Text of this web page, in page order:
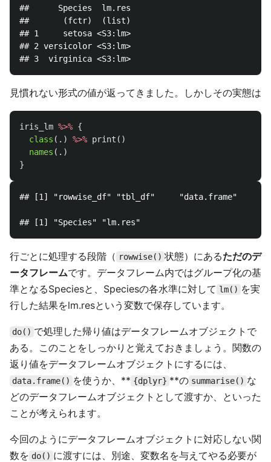
##      Species  lm.res
##       (fctr)  (list)
## 1     setosa <S3:lm>
## 2 versicolor <S3:lm>
見慣れない形式の値が返ってきました。しかしその実態は
iris_lm %>% {
class ( . ) %>% print ()
names ( . )
}
## [1] "rowwise_df" "tbl_df"     "data.frame"
行ごとに処理する段階（ rowwise() 状態）にあるただのデ
ータフレームです。データフレーム内ではグループ化の基
準となるSpeciesと、Speciesの各水準に対して lm() を実
行した結果をlm.resという変数で保存しています。
do() で処理した帰り値はデータフレームオブジェクトで
ある。このことをしっかりと覚えておきましょう。関数の
返り値をデータフレームオブジェクトにするには、
data.frame() を使うか、** {dplyr} **の summarise() な
どのデータフレームオブジェクトとして渡すか、といった
ことが考えられます。
今回のようにデータフレームオブジェクトに対応しない関
数を do() に渡すには、別途、変数名を与えてやる必要が